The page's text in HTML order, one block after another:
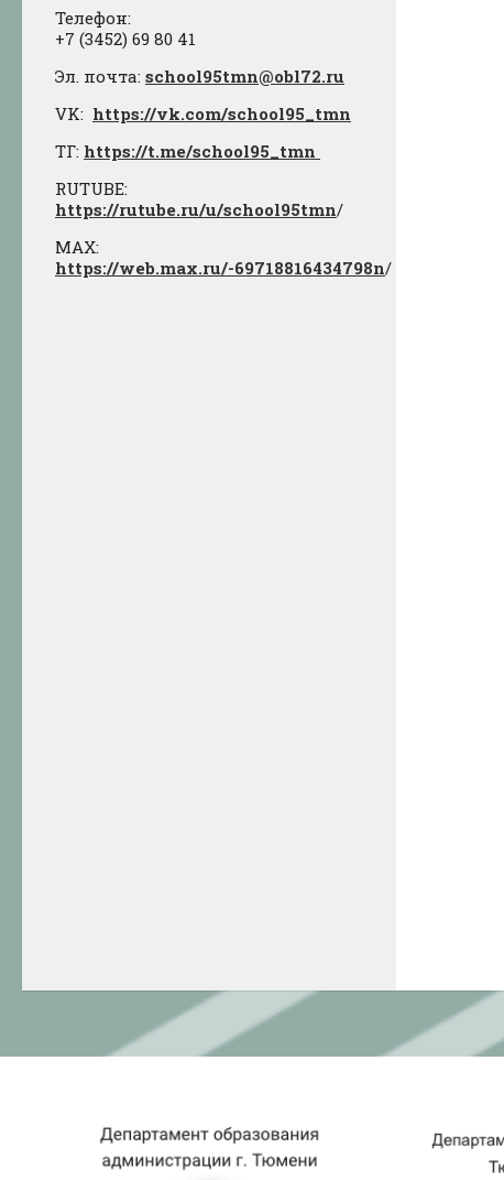
Телефон:
+7 (3452) 69 80 41
Эл. почта: school95tmn@obl72.ru
VK: https://vk.com/school95_tmn
ТГ: https://t.me/school95_tmn
RUTUBE:
https://rutube.ru/u/school95tmn/
МАХ:
https://web.max.ru/-69718816434798n/